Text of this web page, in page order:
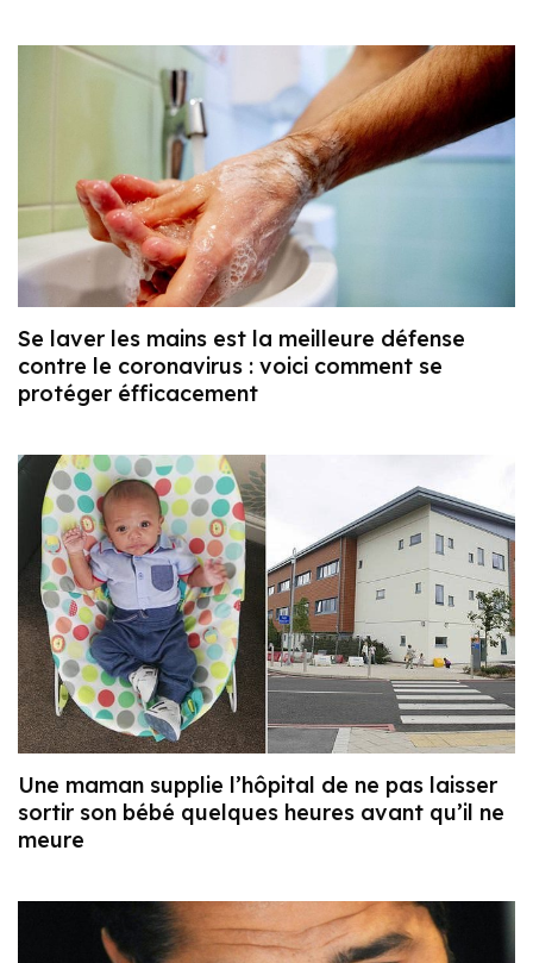
Se laver les mains est la meilleure défense
contre le coronavirus : voici comment se
protéger éfficacement
Une maman supplie l’hôpital de ne pas laisser
sortir son bébé quelques heures avant qu’il ne
meure